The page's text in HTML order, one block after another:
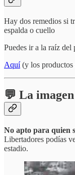
Hay dos remedios si
espalda o cuello
Puedes ir a la raíz del
Aquí(y los productos
💬 La
No apto para quien
Libertadores podías
estadio.